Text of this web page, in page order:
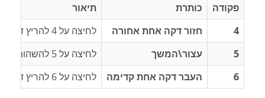
פקודה כותרת
תיאור
4
חזור דקה אחת אחורה
לחיצה על 4 להריץ דקה אחורה.
5
עצור\המשך
לחיצה על 5 להשהות, לחיצה שוב על 5 כדי להמשיך.
6
העבר דקה אחת קדימה לחיצה על 6 להריץ דקה קדימה.